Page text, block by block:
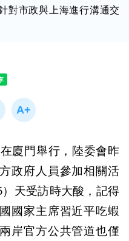
對市政與上海進行溝通交
廈門舉行，陸委會昨
政府人員參加相關活
天受訪時大酸，記得
國家主席習近平吃蝦
岸官方公共管道也僅